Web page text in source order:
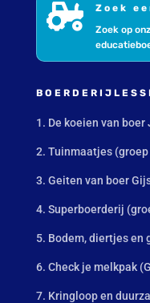

Zoek
Zoek op
1. De koeien van boer
2. Tuinmaatjes (groep
3. Geiten van boer
4. Superboerderij
5. Bodem, diertjes en
6. Check je melkpak
7. Kringloop en